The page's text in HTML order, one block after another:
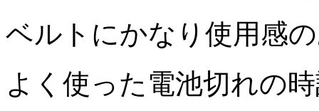
ベルトにかなり使用感
よく使った電池切れの